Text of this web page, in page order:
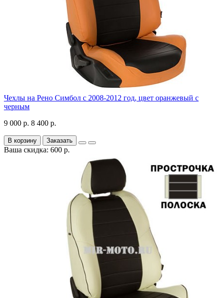
Чехлы на Рено Симбол с 2008-2012 год, цвет оранжевый с
черным
9 000 р. 8 400 р.
В корзину Заказать
Ваша скидка: 600 р.